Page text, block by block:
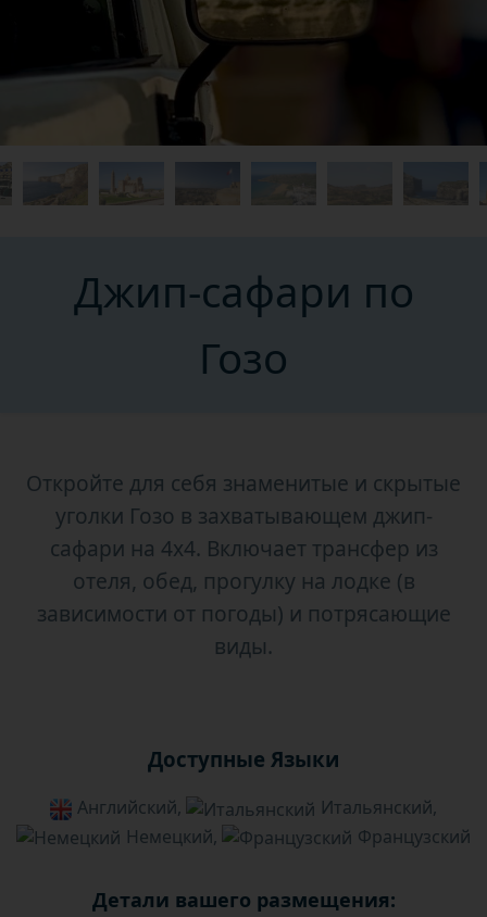
Джип-сафари по
Гозо
Откройте для себя знаменитые и скрытые
уголки Гозо в захватывающем джип-
сафари на 4x4. Включает трансфер из
отеля, обед, прогулку на лодке (в
зависимости от погоды) и потрясающие
виды.
Доступные Языки
Английский,
Итальянский,
Немецкий,
Французский
Детали вашего размещения: